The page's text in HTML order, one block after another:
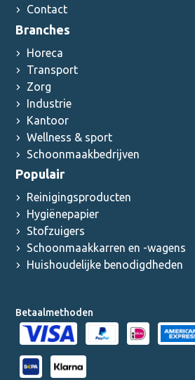
Contact
Branches
Horeca
Transport
Zorg
Industrie
Kantoor
Wellness & sport
Schoonmaakbedrijven
Populair
Reinigingsproducten
Hygiënepapier
Stofzuigers
Schoonmaakkarren en -wagens
Huishoudelijke benodigdheden
Betaalmethoden